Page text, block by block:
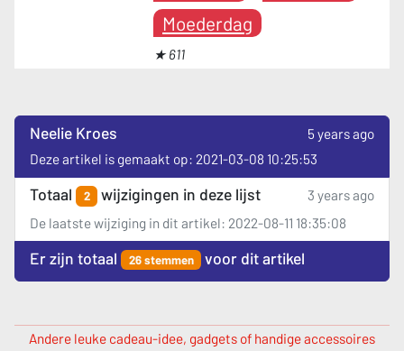
Moederdag
★ 611
Neelie Kroes
5 years ago
Deze artikel is gemaakt op: 2021-03-08 10:25:53
Totaal 2 wijzigingen in deze lijst
3 years ago
De laatste wijziging in dit artikel: 2022-08-11 18:35:08
Er zijn totaal 26 stemmen voor dit artikel
Andere leuke cadeau-idee, gadgets of handige accessoires